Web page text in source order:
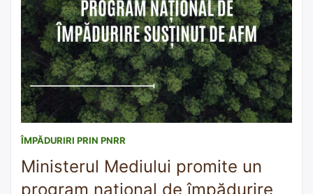
ÎMPĂDURIRI PRIN PNRR
Ministerul Mediului promite un
program național de împădurire